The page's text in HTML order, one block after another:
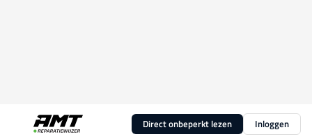
Direct onbeperkt lezen Inloggen